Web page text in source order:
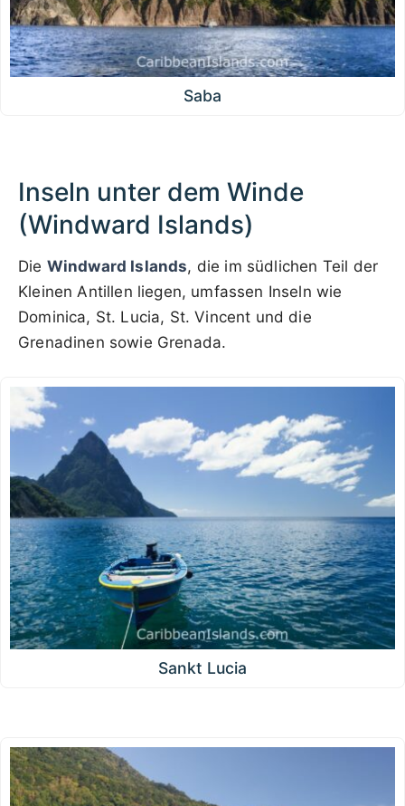
Saba
Inseln unter dem Winde
(Windward Islands)
Die Windward Islands, die im südlichen Teil der
Kleinen Antillen liegen, umfassen Inseln wie
Dominica, St. Lucia, St. Vincent und die
Grenadinen sowie Grenada.
Sankt Lucia